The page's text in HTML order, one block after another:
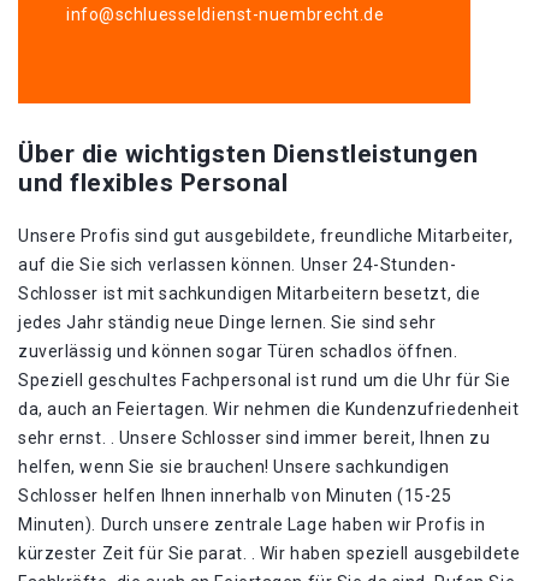
info@schluesseldienst-nuembrecht.de
Über die wichtigsten Dienstleistungen
und flexibles Personal
Unsere Profis sind gut ausgebildete, freundliche Mitarbeiter,
auf die Sie sich verlassen können. Unser 24-Stunden-
Schlosser ist mit sachkundigen Mitarbeitern besetzt, die
jedes Jahr ständig neue Dinge lernen. Sie sind sehr
zuverlässig und können sogar Türen schadlos öffnen.
Speziell geschultes Fachpersonal ist rund um die Uhr für Sie
da, auch an Feiertagen. Wir nehmen die Kundenzufriedenheit
sehr ernst. . Unsere Schlosser sind immer bereit, Ihnen zu
helfen, wenn Sie sie brauchen! Unsere sachkundigen
Schlosser helfen Ihnen innerhalb von Minuten (15-25
Minuten). Durch unsere zentrale Lage haben wir Profis in
kürzester Zeit für Sie parat. . Wir haben speziell ausgebildete